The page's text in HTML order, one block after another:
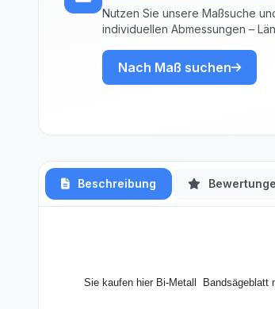
Nutzen Sie unsere Maßsuche
individuellen Abmessungen –
Nach Maß suchen
Beschreibung
Sie kaufen hier Bi-Metall Bandsägeblatt